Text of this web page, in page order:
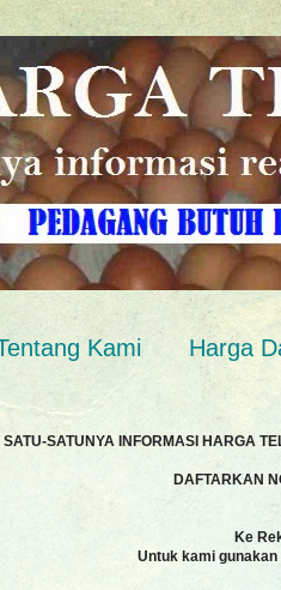
Kami Harga
SATU-SATUNYA INFORMASI HARGA
DAFTARKAN
Ke
Untuk kami